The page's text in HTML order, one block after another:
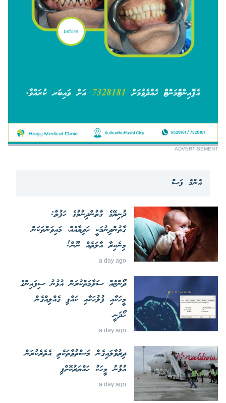
ADVERTISEMENT
އެންމެ ފަސް
ދުނިޔޭގެ ގާތުންދިނުމުގެ ހަފުތާ:
ގާތުންދިނުމަކީ ހަދިޔާއެއް، މައިވަންތަކަން
މިނެކިރާ އާލަތެއް ނޫން!
a day ago
ދޯންޏެއް ސަލާމަތްކުރަން އުޅުނު ސިފައިންގެ
މީހަކާއި ފުލުހަކާއި ކައްޕި ގެއްލިއްގެން
ހޯދަނީ
a day ago
ދިރުވާލައިގެން މަސްތުވާތަކެތި އެތެރެކުރަން
އުޅުނު މީހަކު ހައްޔަރުކޮށްފި
a day ago